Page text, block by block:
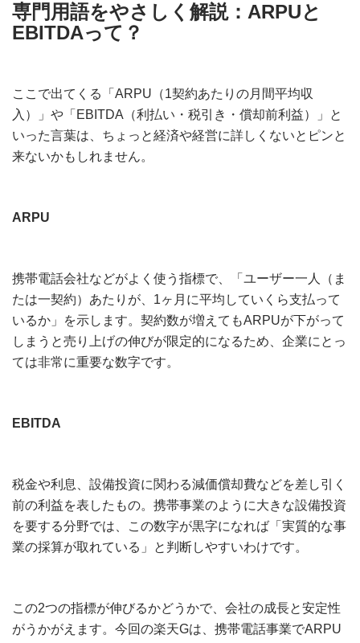
専門用語をやさしく解説：ARPUと
EBITDAって？
ここで出てくる「ARPU（1契約あたりの月間平均収
入）」や「EBITDA（利払い・税引き・償却前利益）」と
いった言葉は、ちょっと経済や経営に詳しくないとピンと
来ないかもしれません。
ARPU
携帯電話会社などがよく使う指標で、「ユーザー一人（ま
たは一契約）あたりが、1ヶ月に平均していくら支払って
いるか」を示します。契約数が増えてもARPUが下がって
しまうと売り上げの伸びが限定的になるため、企業にとっ
ては非常に重要な数字です。
EBITDA
税金や利息、設備投資に関わる減価償却費などを差し引く
前の利益を表したもの。携帯事業のように大きな設備投資
を要する分野では、この数字が黒字になれば「実質的な事
業の採算が取れている」と判断しやすいわけです。
この2つの指標が伸びるかどうかで、会社の成長と安定性
がうかがえます。今回の楽天Gは、携帯電話事業でARPU